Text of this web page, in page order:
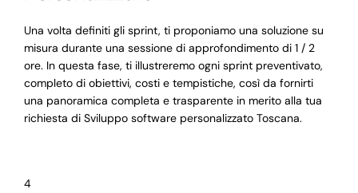
Una volta definiti gli sprint, ti proponiamo una soluzione su
misura durante una sessione di approfondimento di 1 / 2
ore. In questa fase, ti illustreremo ogni sprint preventivato,
completo di obiettivi, costi e tempistiche, così da fornirti
una panoramica completa e trasparente in merito alla tua
richiesta di Sviluppo software personalizzato Toscana.
4